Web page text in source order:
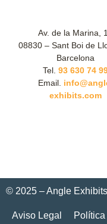
Av. de la Marina,
08830 – Sant Boi de
Barcelona
Tel. 93 630 74
Email.
exhibits.com
© 2025 – Angle
Aviso Legal